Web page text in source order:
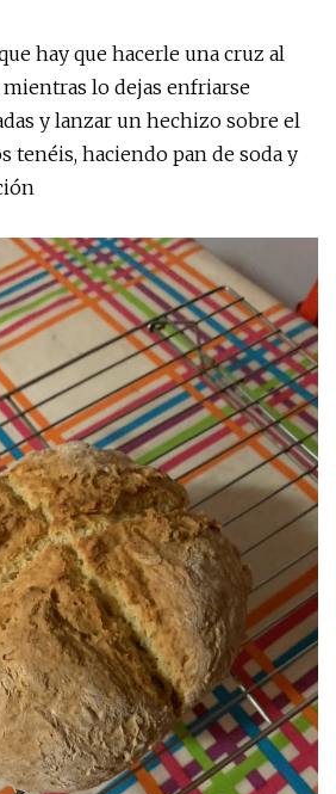
hay que hacerle una cruz al
mientras lo dejas enfriarse
y lanzar un hechizo sobre el
tenéis, haciendo pan de soda y